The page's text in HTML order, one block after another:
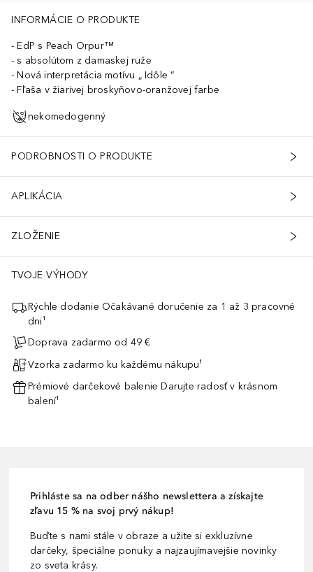
INFORMÁCIE O PRODUKTE
EdP s Peach Orpur™
s absolútom z damaskej ruže
Nová interpretácia motívu „ Idôle “
Fľaša v žiarivej broskyňovo-oranžovej farbe
nekomedogenný
PODROBNOSTI O PRODUKTE
APLIKÁCIA
ZLOŽENIE
TVOJE VÝHODY
Rýchle dodanie Očakávané doručenie za 1 až 3 pracovné
dni¹
Doprava zadarmo od 49 €
Vzorka zadarmo ku každému nákupu¹
Prémiové darčekové balenie Darujte radosť v krásnom
balení¹
Prihláste sa na odber nášho newslettera a získajte
zľavu 15 % na svoj prvý nákup!
Buďte s nami stále v obraze a užite si exkluzívne
darčeky, špeciálne ponuky a najzaujímavejšie novinky
zo sveta krásy.